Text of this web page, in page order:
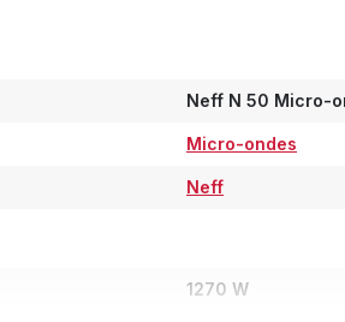
Neff N 50 Micro-
Micro-ondes
Neff
1270 W